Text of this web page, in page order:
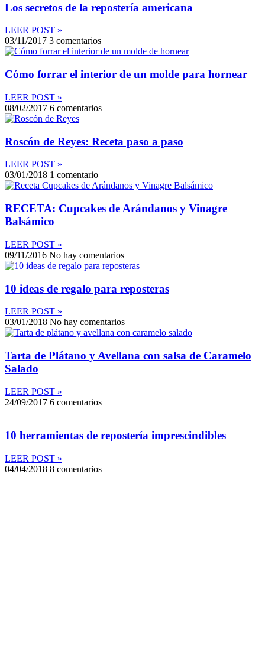
Los secretos de la repostería americana
LEER POST »
03/11/2017 3 comentarios
Cómo forrar el interior de un molde para hornear
LEER POST »
08/02/2017 6 comentarios
Roscón de Reyes: Receta paso a paso
LEER POST »
03/01/2018 1 comentario
RECETA: Cupcakes de Arándanos y Vinagre
Balsámico
LEER POST »
09/11/2016 No hay comentarios
10 ideas de regalo para reposteras
LEER POST »
03/01/2018 No hay comentarios
Tarta de Plátano y Avellana con salsa de Caramelo
Salado
LEER POST »
24/09/2017 6 comentarios
10 herramientas de repostería imprescindibles
LEER POST »
04/04/2018 8 comentarios